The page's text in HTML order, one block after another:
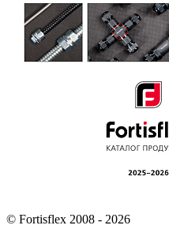
© Fortisflex 2008 - 2026